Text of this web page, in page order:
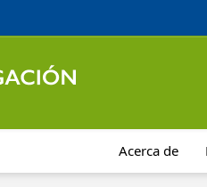
Acerca de